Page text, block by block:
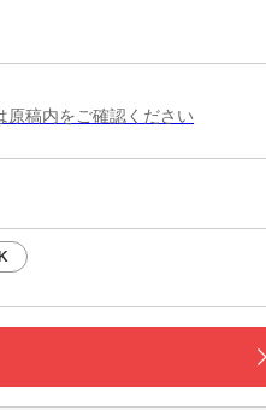
稿内をご確認ください